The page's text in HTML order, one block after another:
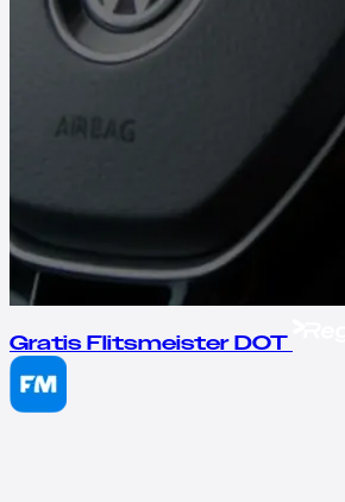
Gratis Flitsmeister DOT